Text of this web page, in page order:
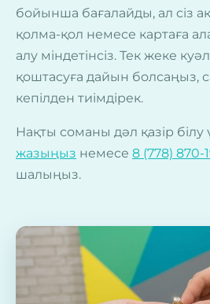
бойынша бағалайды, ал сіз
қолма-қол немесе картаға
алу міндетінсіз. Тек жеке
қоштасуға дайын болсаңыз,
кепілден тиімдірек.
Нақты соманы дәл қазір білу
жазыңыз немесе 8 (778) 870-
шалыңыз.